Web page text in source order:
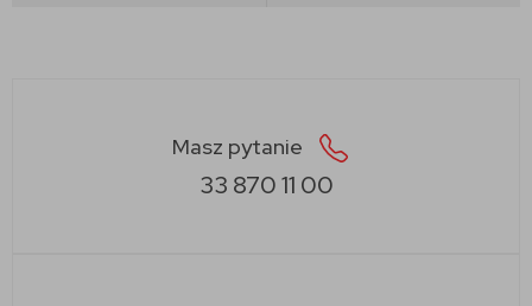
Masz pytanie
33 870 11 00